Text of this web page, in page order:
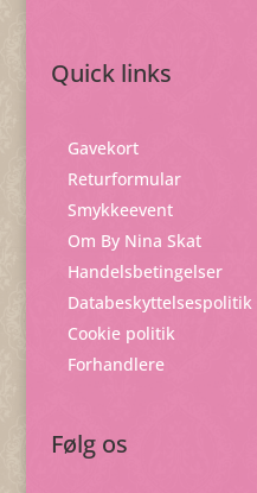
Quick links
Gavekort
Returformular
Smykkeevent
Om By Nina Skat
Handelsbetingelser
Databeskyttelsespolitik
Cookie politik
Forhandlere
Følg os